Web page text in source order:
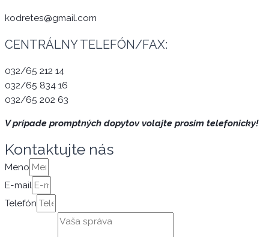
kodretes@gmail.com
CENTRÁLNY TELEFÓN/FAX:
032/65 212 14
032/65 834 16
032/65 202 63
V prípade promptných dopytov volajte prosím telefonicky!
Kontaktujte nás
Meno
E-mail
Telefón